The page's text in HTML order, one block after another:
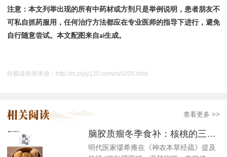
注意：本文列举出现的所有中药材或方剂只是举例说明，患者朋友不
可私自抓药服用，任何治疗方法都应在专业医师的指导下进行，避免
自行随意尝试。本文配图来自ai生成。
转载请表明来源： http://m.zlyjy120.com/nzl/205.html
查看更多 >>
脑胶质瘤冬季食补：核桃的三种极简吃法
明代医家缪希雍在《神农本草经疏》提及